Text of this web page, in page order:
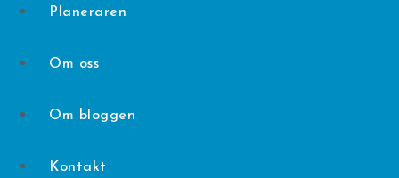
Planeraren
Om oss
Om bloggen
Kontakt